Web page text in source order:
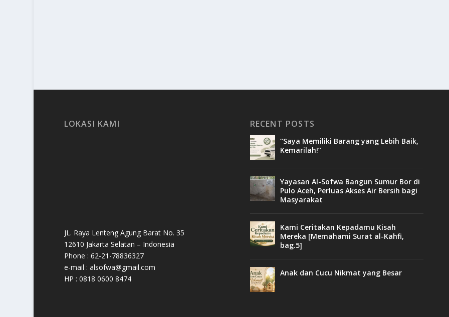
LOKASI KAMI
JL. Raya Lenteng Agung Barat No. 35
12610 Jakarta Selatan – Indonesia
Phone : 62-21-78836327
e-mail : alsofwa@gmail.com
HP : 0818 0600 8474
RECENT POSTS
“Saya Memiliki Barang yang Lebih Baik,
Kemarilah!”
Yayasan Al-Sofwa Bangun Sumur Bor di
Pulo Aceh, Perluas Akses Air Bersih bagi
Masyarakat
Kami Ceritakan Kepadamu Kisah
Mereka [Memahami Surat al-Kahfi,
bag.5]
Anak dan Cucu Nikmat yang Besar